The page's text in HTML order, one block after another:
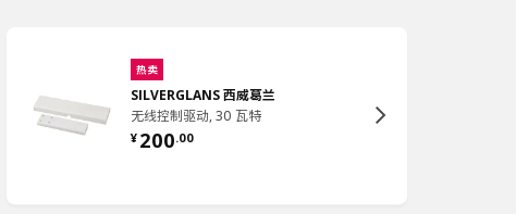
热卖
SILVERGLANS 西威葛兰
无线控制驱动, 30 瓦特
¥ 200.00